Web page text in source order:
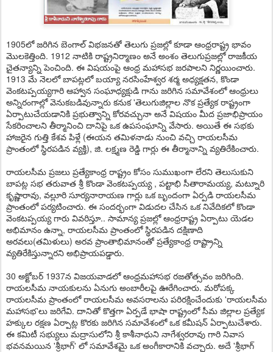
1905లో జరిగిన బెంగాల్ విభజనతో తెలుగు ప్రజల్లో కూడా ఆంధ్రరాష్ట్ర భావం
మొలకెత్తింది. 1912 నాటికి రాష్ట్రనిర్మాణం అనే అంశం తెలుగుప్రజల్లో రాజకీయ
చైతన్యాన్ని పెంచింది. ఈ విషయంపై ఆంధ్ర మహాసభ జరపాలని నిర్ణయించారు.
1913 మే నెలలో బాపట్లలో బయ్యా నరసింహేశ్వర శర్మ అధ్యక్షతన, కొండా
వెంకటప్పయ్యగారి ఆహ్వాన సంఘాధ్యక్షుడి గాను జరిగిన సమావేశంలో ఆంధ్రులు
అన్నిరంగాల్లో వెనుకబడివున్నారు కనుక 'తెలుగుజిల్లాల నొక ప్రత్యేక రాష్ట్రంగా
ఏర్పాటుచేయడానికి ప్రభుత్వాన్ని కోరవచ్చునా అనే విషయం మీద ప్రజాభిప్రాయం
సేకరించాలని తీర్మానించి దానిపై ఒక ఉపసంఘాన్ని వేసారు. అయితే ఈ సభకు
హాజరైన గుత్తి కేశవ పిళ్లే (ఈయన తమిళనాడు నుంచి వచ్చి రాయలసీమ
ప్రాంతంలో స్థిరపడిన వ్యక్తి), జి. లక్ష్మణ రెడ్డి గార్లు ఈ తీర్మానాన్ని వ్యతిరేకించారు.
రాయలసీమ ప్రజలు ప్రత్యేకాంధ్ర రాష్ట్రం కోసం సుముఖంగా లేరని తెలుసుకుని
బాపట్ల సభ తరువాత శ్రీ కొండా వెంకటప్పయ్య , పట్టాభి సీతారామయ్య, మట్నూరి
కృష్ణారావు, వల్లూరి సూర్యనారాయణ గార్లు ఒక బృందంగా ఏర్పడి రాయలసీమ
ప్రాంతంలో పర్యటించారు. ఈ సందర్భంగా విడుదల చేసిన ఒక నివేదికలో కొండా
వెంకటప్పయ్య గారు వివరిస్తూ.. సామాన్య ప్రజల్లో ఆంధ్రరాష్ట్ర ఏర్పాటు యెడల
అభిమానం ఉన్నా, రాయలసీమ ప్రాంతంలో స్థిరపడిన దక్షిణాది
అరవలు(తమిళులు) అరవ ప్రాంతాభిమానంతో ప్రత్యేకాంధ్ర రాష్ట్రాన్ని
వ్యతిరేకిస్తున్నారని అభిప్రాయపడ్డారు.
30 అక్టోబర్ 1937న విజయవాడలో ఆంధ్రమహాసభ రజతోత్సవం జరిగింది.
రాయలసీమ నాయకులను ఏనుగు అంబారీలపై ఊరేగించారు. మరోపక్క
రాయలసీమ ప్రాంతంలో రాయలసీమ అవసరాలను పరిరక్షించేందుకు 'రాయలసీమ
మహాసభ'లు జరిగేవి. దానితో కొత్తగా ఏర్పడే భాషా రాష్ట్రంలో సీమ జిల్లాల ప్రత్యేక
హక్కుల రక్షణ ఏర్పాట్ల కొరకు జరిగిన సమావేశంలో ఒక కమీషన్ ఏర్పాటుచేశారు.
ఈ కమిటీ సభ్యులు మద్రాసులోని శ్రీ కాశీనాధుని నాగేశ్వరరావు గారి నివాస
భవనమయిన 'శ్రీభాగ్' లో సమావేశమై ఒక అంగీకారానికి వచ్చారు. అదే 'శ్రీభాగ్